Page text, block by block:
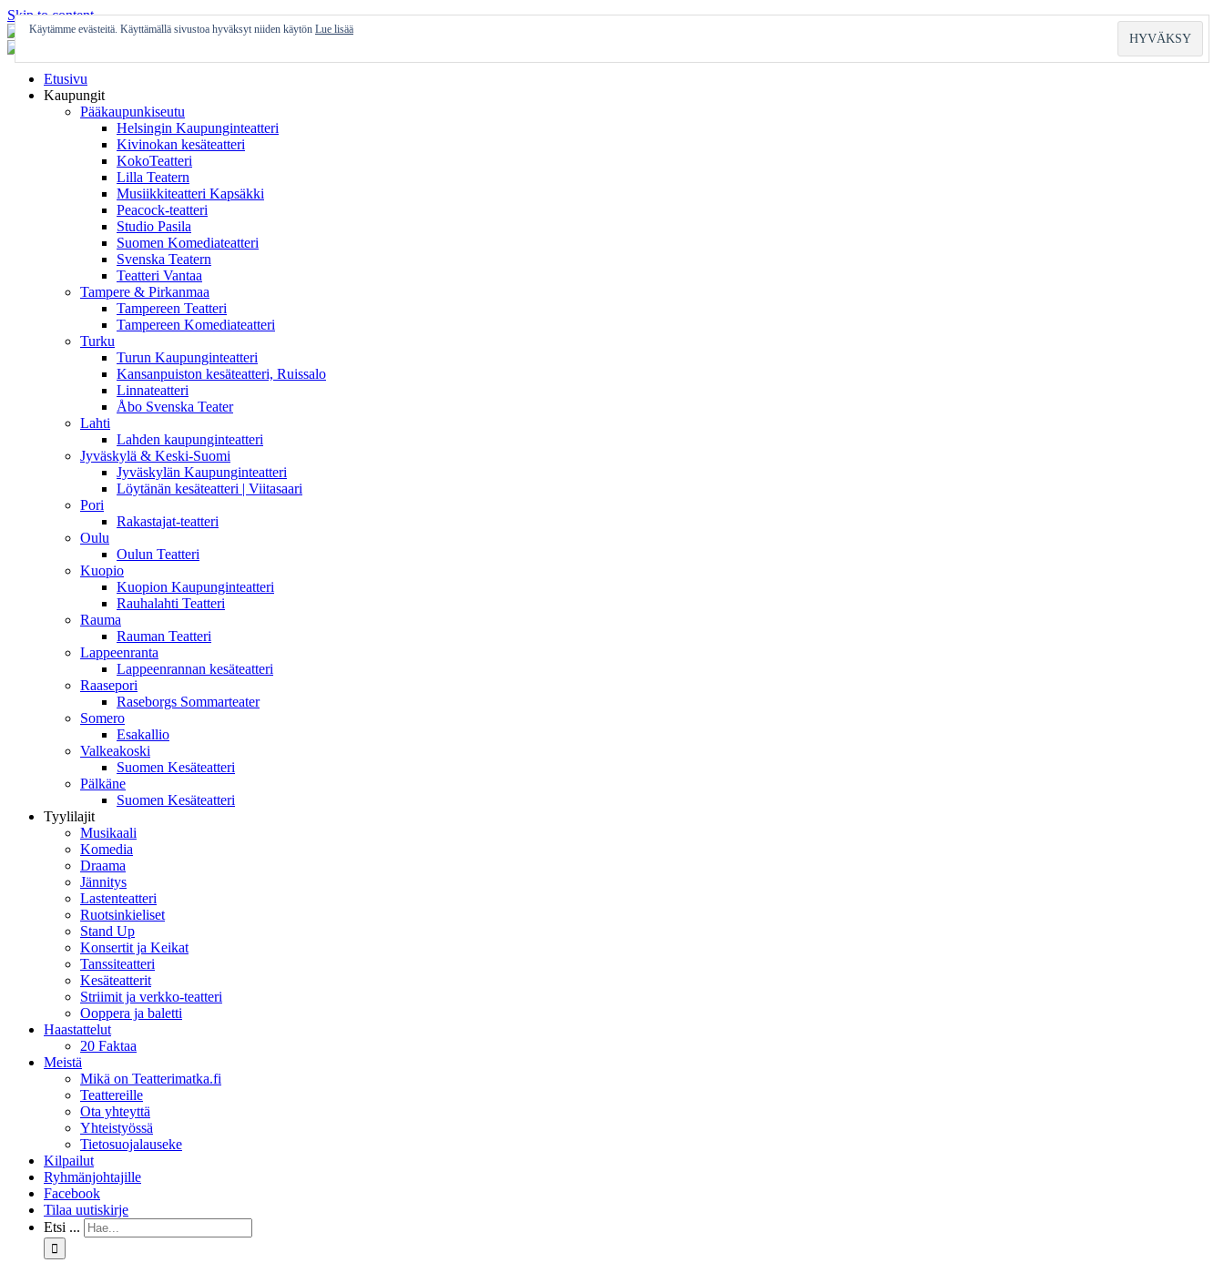
Skip to content
Etusivu
Kaupungit
Pääkaupunkiseutu
Helsingin Kaupunginteatteri
Kivinokan kesäteatteri
KokoTeatteri
Lilla Teatern
Musiikkiteatteri Kapsäkki
Peacock-teatteri
Studio Pasila
Suomen Komediateatteri
Svenska Teatern
Teatteri Vantaa
Tampere & Pirkanmaa
Tampereen Teatteri
Tampereen Komediateatteri
Turku
Turun Kaupunginteatteri
Kansanpuiston kesäteatteri, Ruissalo
Linnateatteri
Åbo Svenska Teater
Lahti
Lahden kaupunginteatteri
Jyväskylä & Keski-Suomi
Jyväskylän Kaupunginteatteri
Löytänän kesäteatteri | Viitasaari
Pori
Rakastajat-teatteri
Oulu
Oulun Teatteri
Kuopio
Kuopion Kaupunginteatteri
Rauhalahti Teatteri
Rauma
Rauman Teatteri
Lappeenranta
Lappeenrannan kesäteatteri
Raasepori
Raseborgs Sommarteater
Somero
Esakallio
Valkeakoski
Suomen Kesäteatteri
Pälkäne
Suomen Kesäteatteri
Tyylilajit
Musikaali
Komedia
Draama
Jännitys
Lastenteatteri
Ruotsinkieliset
Stand Up
Konsertit ja Keikat
Tanssiteatteri
Kesäteatterit
Striimit ja verkko-teatteri
Ooppera ja baletti
Haastattelut
20 Faktaa
Meistä
Mikä on Teatterimatka.fi
Teattereille
Ota yhteyttä
Yhteistyössä
Tietosuojalauseke
Kilpailut
Ryhmänjohtajille
Facebook
Tilaa uutiskirje
Etsi ...
Käytämme evästeitä. Käyttämällä sivustoa hyväksyt niiden käytön Lue lisää